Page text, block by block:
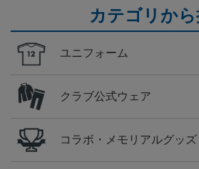
カテゴリか
ユニフォーム
クラブ公式ウェア
コラボ・メモリアルグッズ